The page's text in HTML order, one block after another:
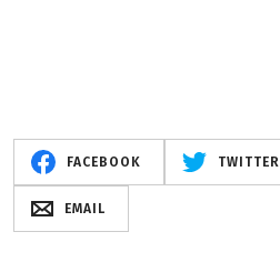
FACEBOOK TWITTER
EMAIL